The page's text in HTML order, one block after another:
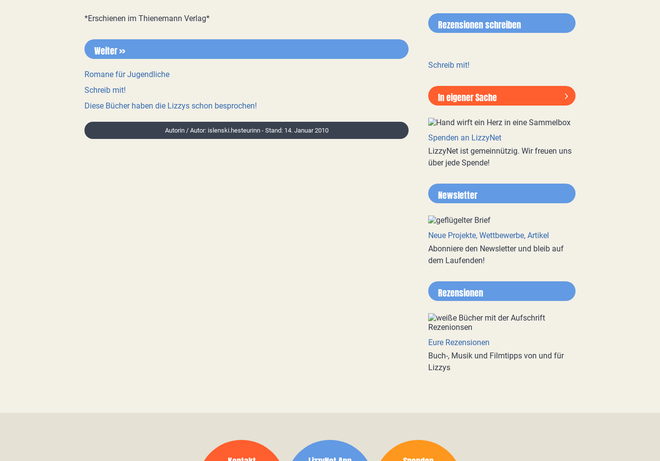
*Erschienen im Thienemann Verlag*
Weiter >>
Romane für Jugendliche
Schreib mit!
Diese Bücher haben die Lizzys schon besprochen!
Autorin / Autor: islenski.hesteurinn - Stand: 14. Januar 2010
Rezensionen schreiben
Schreib mit!
In eigener Sache
Spenden an LizzyNet
LizzyNet ist gemeinnützig. Wir freuen uns
über jede Spende!
Newsletter
Neue Projekte, Wettbewerbe, Artikel
Abonniere den Newsletter und bleib auf
dem Laufenden!
Rezensionen
Eure Rezensionen
Buch-, Musik und Filmtipps von und für
Lizzys